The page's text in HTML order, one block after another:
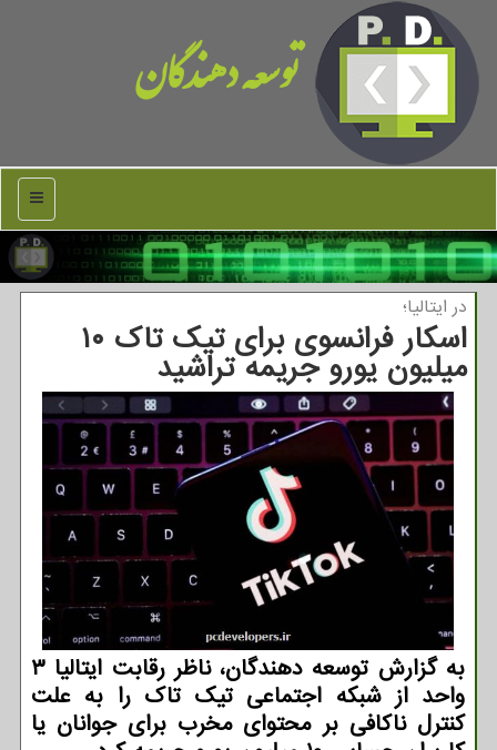
توسعه دهندگان
منو
در ایتالیا؛
اسکار فرانسوی برای تیک تاک ۱۰
میلیون یورو جریمه تراشید
به گزارش توسعه دهندگان، ناظر رقابت ایتالیا ۳
واحد از شبکه اجتماعی تیک تاک را به علت
کنترل ناکافی بر محتوای مخرب برای جوانان یا